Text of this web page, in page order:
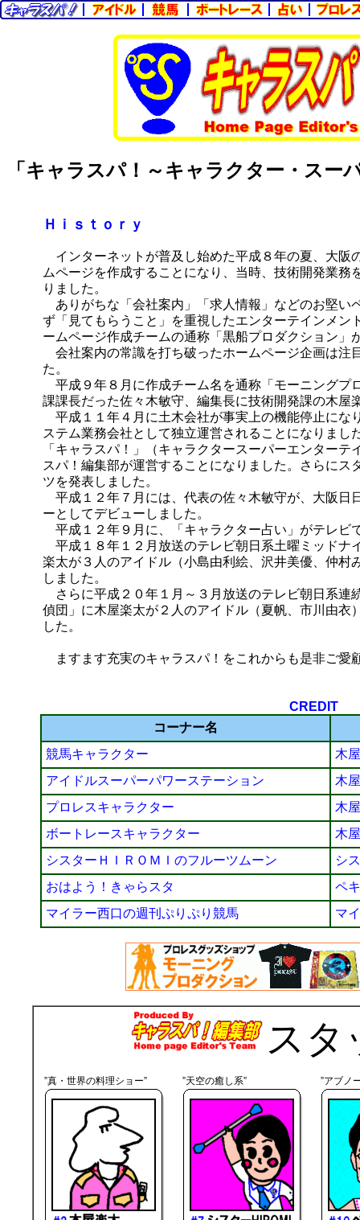
「キャラスパ！～キャラクター・スー
Ｈｉｓｔｏｒｙ
インターネットが普及し始めた平成８年の夏、大阪
ムページを作成することになり、当時、技術開発業務
りました。
ありがちな「会社案内」「求人情報」などのお堅い
ず「見てもらうこと」を重視したエンターテインメン
ームページ作成チームの通称「黒船プロダクション」
会社案内の常識を打ち破ったホームページ企画は注
た。
平成９年８月に作成チーム名を通称「モーニングプ
課課長だった佐々木敏守、編集長に技術開発課の木屋
平成１１年４月に土木会社が事実上の機能停止にな
ステム業務会社として独立運営されることになりまし
「キャラスパ！」（キャラクタースーパーエンター
スパ！編集部が運営することになりました。さらにス
ツを発表しました。
平成１２年７月には、代表の佐々木敏守が、大阪日
ーとしてデビューしました。
平成１２年９月に、「キャラクター占い」がテレビ
平成１８年１２月放送のテレビ朝日系土曜ミッドナ
楽太が３人のアイドル（小島由利絵、沢井美優、仲村
しました。
さらに平成２０年１月～３月放送のテレビ朝日系連
偵団」に木屋楽太が２人のアイドル（夏帆、市川由衣
した。
ますます充実のキャラスパ！をこれからも是非ご愛
CREDIT
コーナー名
競馬キャラクター
木
アイドルスーパーパワーステーション
木
プロレスキャラクター
木
ボートレースキャラクター
木
シスターＨＩＲＯＭＩのフルーツムーン
シ
おはよう！きゃらスタ
ペ
マイラー西口の週刊ぷりぷり競馬
マ
スタ
”真・世界の料理ショー” ”天空の癒し系” ”アブノ